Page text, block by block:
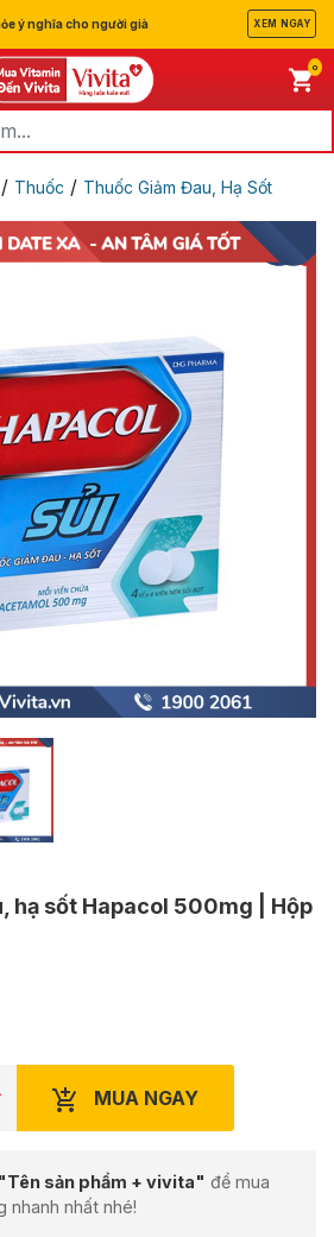
ý nghĩa cho người già XEM NGAY
0
/ Thuốc / Thuốc Giảm Đau, Hạ Sốt
hạ sốt Hapacol 500mg | Hộp
MUA NGAY
"Tên sản phẩm + vivita" để mua
nhanh nhất nhé!